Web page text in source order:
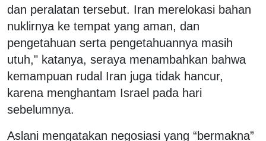
dan peralatan tersebut. Iran merelokasi bahan
nuklirnya ke tempat yang aman, dan
pengetahuan serta pengetahuannya masih
utuh," katanya, seraya menambahkan bahwa
kemampuan rudal Iran juga tidak hancur,
karena menghantam Israel pada hari
sebelumnya.
Aslani mengatakan negosiasi yang “bermakna”